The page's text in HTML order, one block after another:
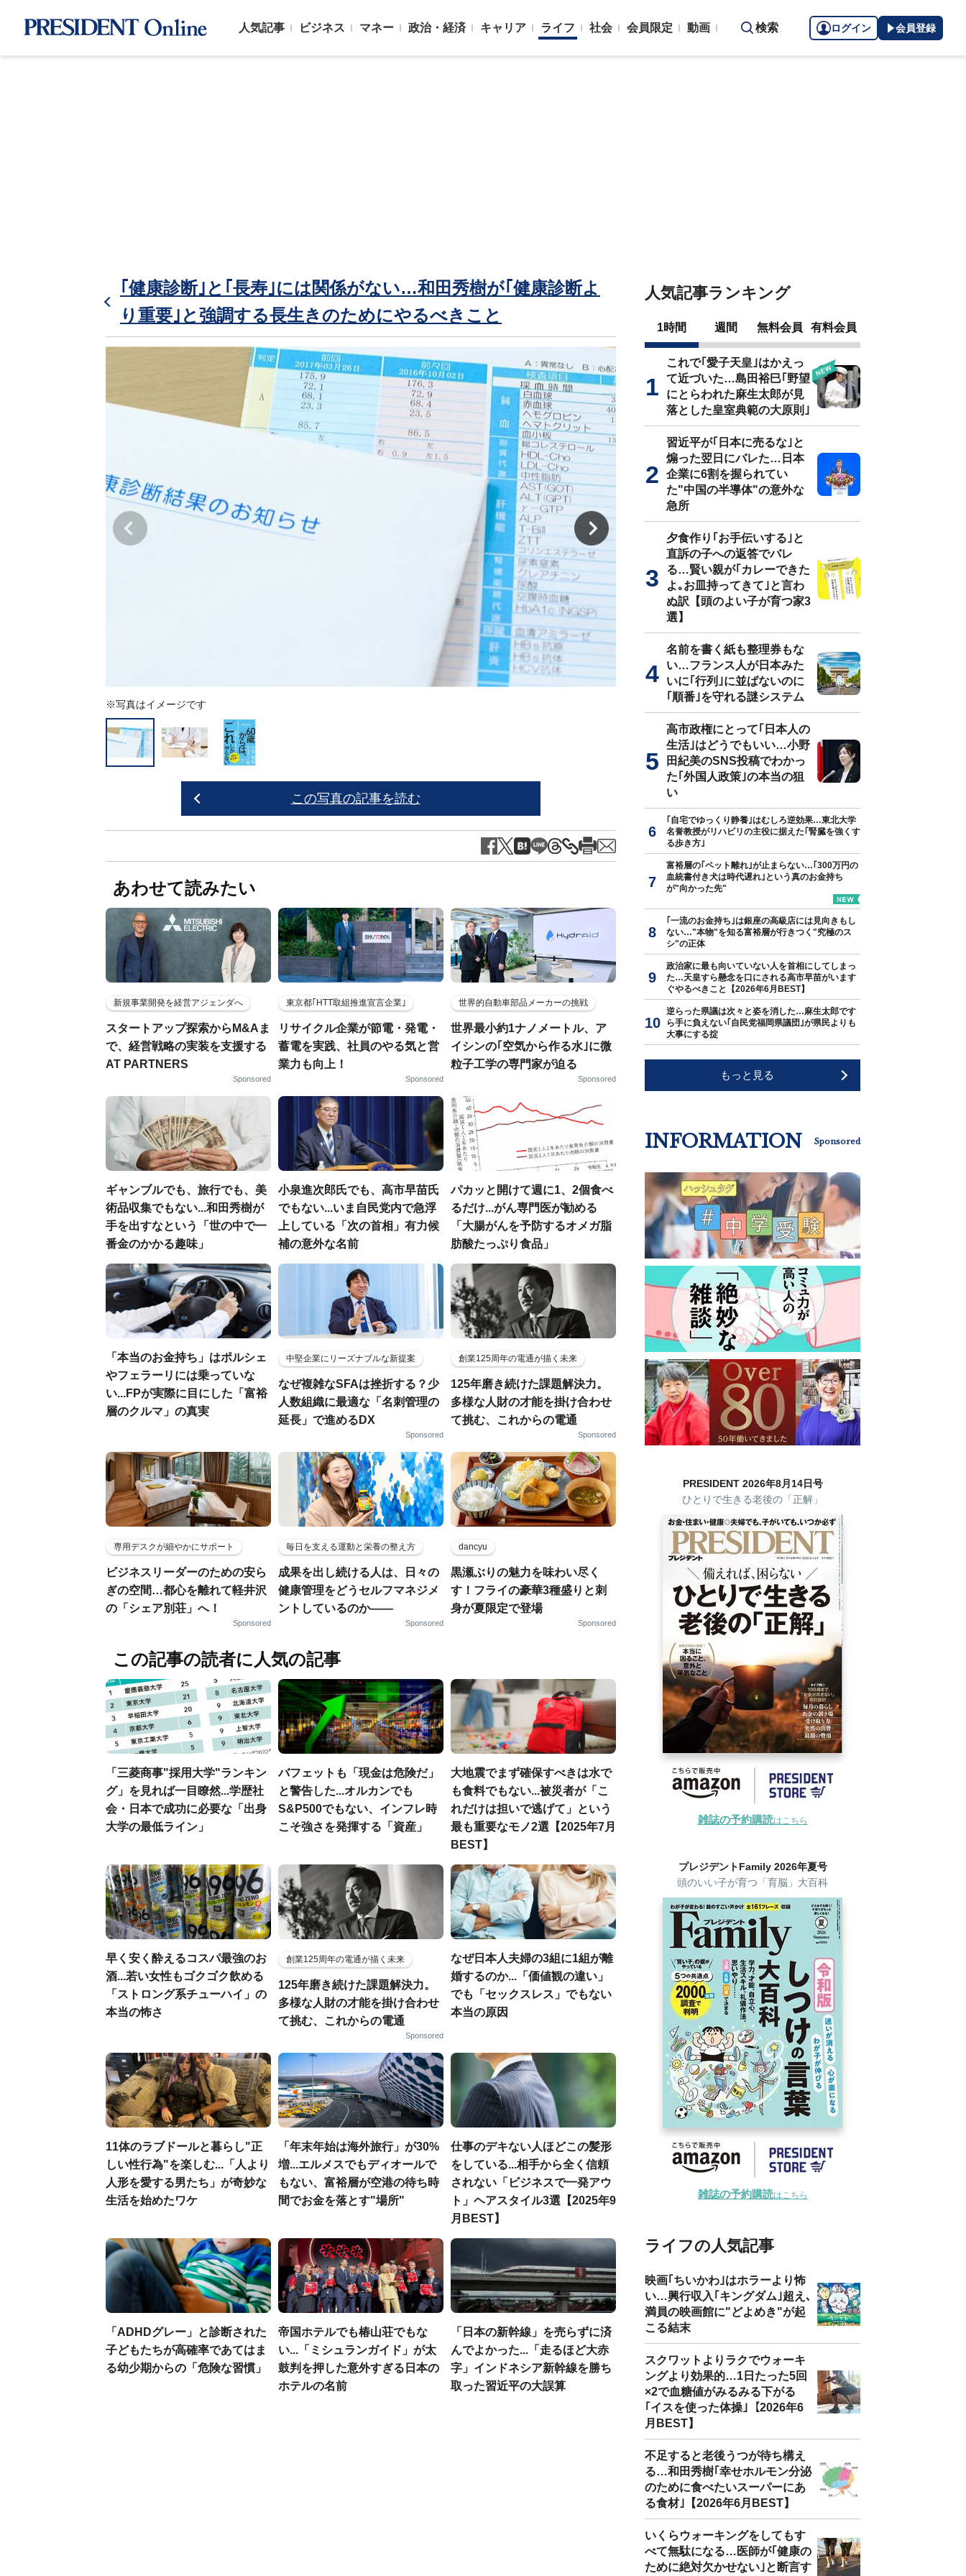
人気記事 ビジネス マネー 政治・経済 キャリア ライフ 社会 会員限定 動画 検索 ログイン 会員登録
｢健康診断｣と｢長寿｣には関係がない…和田秀樹が｢健康診断よ
り重要｣と強調する長生きのためにやるべきこと
※写真はイメージです ※写真はイメージです
この写真の記事を読む
あわせて読みたい
新規事業開発を経営アジェンダへ
スタートアップ探索からM&Aま
で、経営戦略の実装を支援する
AT PARTNERS
Sponsored
東京都｢HTT取組推進宣言企業｣
リサイクル企業が節電・発電・
蓄電を実践、社員のやる気と営
業力も向上！
Sponsored
世界的自動車部品メーカーの挑戦
世界最小約1ナノメートル、ア
イシンの｢空気から作る水｣に微
粒子工学の専門家が迫る
Sponsored
ギャンブルでも、旅行でも、美
術品収集でもない...和田秀樹が
手を出すなという「世の中で一
番金のかかる趣味」
小泉進次郎氏でも、高市早苗氏
でもない...いま自民党内で急浮
上している「次の首相」有力候
補の意外な名前
パカッと開けて週に1、2個食べ
るだけ...がん専門医が勧める
「大腸がんを予防するオメガ脂
肪酸たっぷり食品」
「本当のお金持ち」はポルシェ
やフェラーリには乗っていな
い...FPが実際に目にした「富裕
層のクルマ」の真実
中堅企業にリーズナブルな新提案
なぜ複雑なSFAは挫折する？少
人数組織に最適な「名刺管理の
延長」で進めるDX
Sponsored
創業125周年の電通が描く未来
125年磨き続けた課題解決力。
多様な人財の才能を掛け合わせ
て挑む、これからの電通
Sponsored
専用デスクが細やかにサポート
ビジネスリーダーのための安ら
ぎの空間…都心を離れて軽井沢
の「シェア別荘」へ！
Sponsored
毎日を支える運動と栄養の整え方
成果を出し続ける人は、日々の
健康管理をどうセルフマネジメ
ントしているのか——
Sponsored
dancyu
黒瀬ぶりの魅力を味わい尽く
す！フライの豪華3種盛りと刺
身が夏限定で登場
Sponsored
この記事の読者に人気の記事
「三菱商事"採用大学"ランキン
グ」を見れば一目瞭然...学歴社
会・日本で成功に必要な「出身
大学の最低ライン」
バフェットも「現金は危険だ」
と警告した...オルカンでも
S&P500でもない、インフレ時
こそ強さを発揮する「資産」
大地震でまず確保すべきは水で
も食料でもない...被災者が「こ
れだけは担いで逃げて」という
最も重要なモノ2選【2025年7月
BEST】
早く安く酔えるコスパ最強のお
酒...若い女性もゴクゴク飲める
「ストロング系チューハイ」の
本当の怖さ
創業125周年の電通が描く未来
125年磨き続けた課題解決力。
多様な人財の才能を掛け合わせ
て挑む、これからの電通
Sponsored
なぜ日本人夫婦の3組に1組が離
婚するのか...「価値観の違い」
でも「セックスレス」でもない
本当の原因
11体のラブドールと暮らし"正
しい性行為"を楽しむ...「人より
人形を愛する男たち」が奇妙な
生活を始めたワケ
「年末年始は海外旅行」が30%
増...エルメスでもディオールで
もない、富裕層が空港の待ち時
間でお金を落とす"場所"
仕事のデキない人ほどこの髪形
をしている...相手から全く信頼
されない「ビジネスで一発アウ
ト」ヘアスタイル3選【2025年9
月BEST】
「ADHDグレー」と診断された
子どもたちが高確率であてはま
る幼少期からの「危険な習慣」
帝国ホテルでも椿山荘でもな
い...「ミシュランガイド」が太
鼓判を押した意外すぎる日本の
ホテルの名前
「日本の新幹線」を売らずに済
んでよかった...「走るほど大赤
字」インドネシア新幹線を勝ち
取った習近平の大誤算
人気記事ランキング
1時間 週間 無料会員 有料会員
これで｢愛子天皇｣はかえっ
て近づいた…島田裕巳｢野望
にとらわれた麻生太郎が見
落とした皇室典範の大原則｣
習近平が｢日本に売るな｣と
煽った翌日にバレた…日本
企業に6割を握られてい
た"中国の半導体"の意外な
急所
夕食作り｢お手伝いする｣と
直訴の子への返答でバレ
る…賢い親が｢カレーできた
よ｡お皿持ってきて｣と言わ
ぬ訳【頭のよい子が育つ家3
選】
名前を書く紙も整理券もな
い…フランス人が日本みた
いに｢行列｣に並ばないのに
｢順番｣を守れる謎システム
高市政権にとって｢日本人の
生活｣はどうでもいい…小野
田紀美のSNS投稿でわかっ
た｢外国人政策｣の本当の狙
い
｢自宅でゆっくり静養｣はむしろ逆効果…東北大学
名誉教授がリハビリの主役に据えた｢腎臓を強くす
る歩き方｣
富裕層の｢ペット離れ｣が止まらない…｢300万円の
血統書付き犬は時代遅れ｣という真のお金持ち
が"向かった先"
｢一流のお金持ち｣は銀座の高級店には見向きもし
ない…"本物"を知る富裕層が行きつく"究極のス
シ"の正体
政治家に最も向いていない人を首相にしてしまっ
た…天皇すら懸念を口にされる高市早苗がいます
ぐやるべきこと【2026年6月BEST】
逆らった県議は次々と姿を消した…麻生太郎です
ら手に負えない｢自民党福岡県議団｣が県民よりも
大事にする掟
もっと見る
INFORMATION Sponsored
PRESIDENT 2026年8月14日号
ひとりで生きる老後の「正解」
雑誌の予約購読はこちら
プレジデントFamily 2026年夏号
頭のいい子が育つ「育脳」大百科
雑誌の予約購読はこちら
ライフの人気記事
映画｢ちいかわ｣はホラーより怖
い…興行収入｢キングダム｣超え､
満員の映画館に"どよめき"が起
こる結末
スクワットよりラクでウォーキ
ングより効果的…1日たった5回
×2で血糖値がみるみる下がる
｢イスを使った体操｣【2026年6
月BEST】
不足すると老後うつが待ち構え
る…和田秀樹｢幸せホルモン分泌
のために食べたいスーパーにあ
る食材｣【2026年6月BEST】
いくらウォーキングをしてもす
べて無駄になる…医師が｢健康の
ために絶対欠かせない｣と断言す